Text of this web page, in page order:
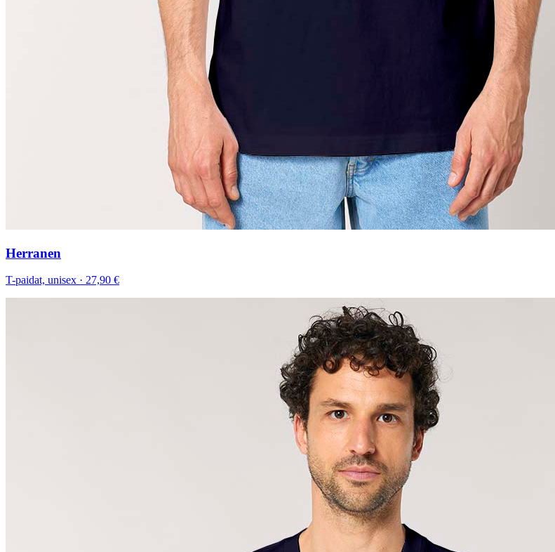
Herranen
T-paidat, unisex · 27,90 €